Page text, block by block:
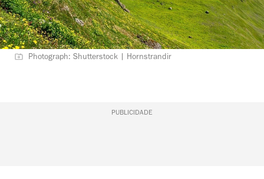
Photograph: Shutterstock | Hornstrandir
PUBLICIDADE